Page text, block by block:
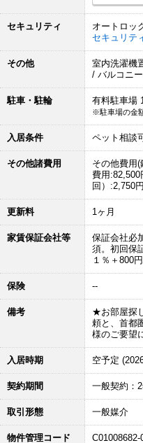
セキュリティ オートロッ
セキュリテ
その他
室内洗濯機
/ バルコニ
駐車・駐輪 有料駐車場
※駐車場の金
入居条件 ペット相談
その他諸費用
その他費用
費用:82,500
回）:2,750
更新料 1ヶ月
家賃保証会社等
保証会社必
須。初回保
１％＋800
保険 --
備考
★お部屋探
頼と、首都
様のご要望
入居時期 空予定
契約期間 一般契約：
取引形態 一般媒介
物件管理コード C01008682-